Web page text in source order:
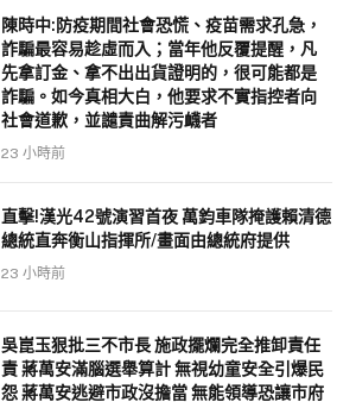
陳時中:防疫期間社會恐慌、疫苗需求孔急，
詐騙最容易趁虛而入；當年他反覆提醒，凡
先拿訂金、拿不出出貨證明的，很可能都是
詐騙。如今真相大白，他要求不實指控者向
社會道歉，並譴責曲解污衊者
23 小時前
直擊!漢光42號演習首夜 萬鈞車隊掩護賴清德
總統直奔衡山指揮所/畫面由總統府提供
23 小時前
吳崑玉狠批三不市長 施政擺爛完全推卸責任
責 蔣萬安滿腦選舉算計 無視幼童安全引爆民
怨 蔣萬安逃避市政沒擔當 無能領導恐讓市府